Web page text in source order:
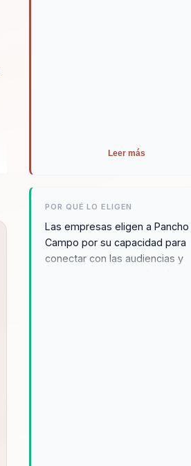
Leer más
POR QUÉ LO ELIGEN
Las empresas eligen a Pancho
Campo por su capacidad para
conectar con las audiencias y